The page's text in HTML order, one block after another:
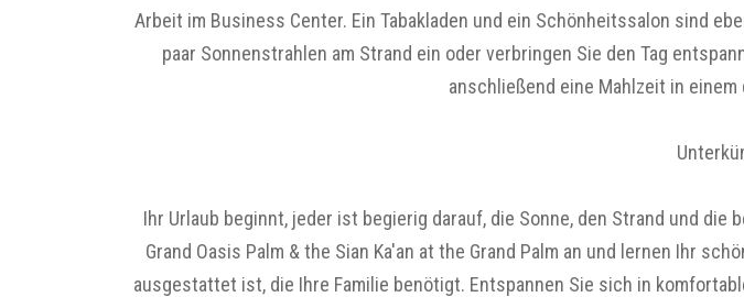
Arbeit im Business Center. Ein Tabakladen und ein Schönheitssalon sind
paar Sonnenstrahlen am Strand ein oder verbringen Sie den Tag
anschließend eine Mahlzeit in
Ihr Urlaub beginnt, jeder ist begierig darauf, die Sonne, den Strand und
Grand Oasis Palm & the Sian Ka'an at the Grand Palm an und lernen Ihr
ausgestattet ist, die Ihre Familie benötigt. Entspannen Sie sich in